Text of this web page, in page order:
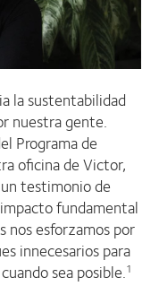
la sustentabilidad
nuestra gente.
Programa de
oficina de Victor,
testimonio de
fundamental
nos esforzamos por
innecesarios para
sea posible.1